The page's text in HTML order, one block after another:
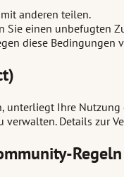
anderen teilen.
Sie einen unbefugten
diese Bedingungen
unterliegt Ihre
Details zur
Regeln